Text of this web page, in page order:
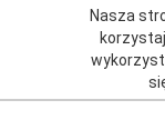
Nasza